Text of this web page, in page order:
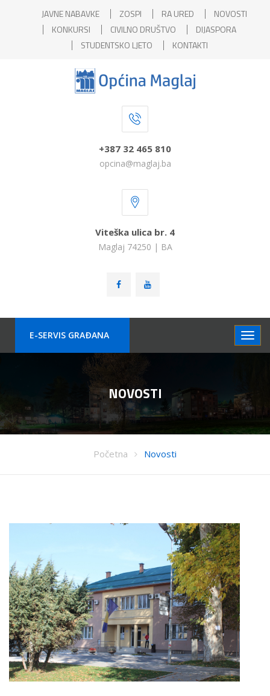
JAVNE NABAVKE ZOSPI RA URED
NOVOSTI
KONKURSI
CIVILNO DRUŠTVO
DIJASPORA
STUDENTSKO LJETO
KONTAKTI
+387 32 465 810
opcina@maglaj.ba
Viteška ulica br. 4
Maglaj 74250 | BA
E-SERVIS GRAÐANA
NOVOSTI
Početna Novosti